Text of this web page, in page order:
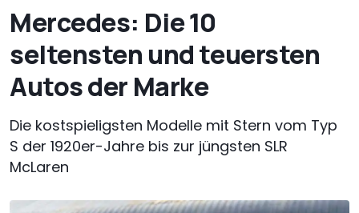
Mercedes: Die 10
seltensten und teuersten
Autos der Marke
Die kostspieligsten Modelle mit Stern vom Typ
S der 1920er-Jahre bis zur jüngsten SLR
McLaren